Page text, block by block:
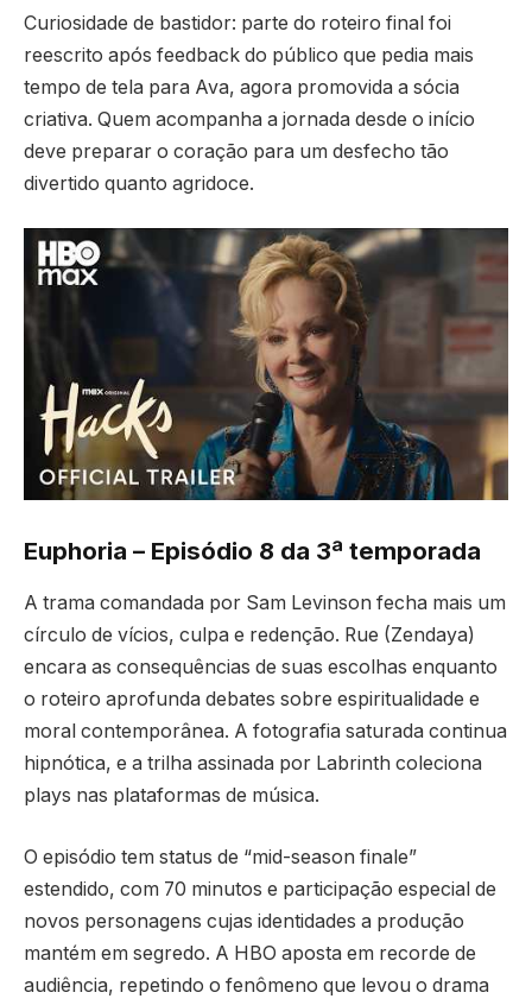
Curiosidade de bastidor: parte do roteiro final foi
reescrito após feedback do público que pedia mais
tempo de tela para Ava, agora promovida a sócia
criativa. Quem acompanha a jornada desde o início
deve preparar o coração para um desfecho tão
divertido quanto agridoce.
Euphoria – Episódio 8 da 3ª temporada
A trama comandada por Sam Levinson fecha mais um
círculo de vícios, culpa e redenção. Rue (Zendaya)
encara as consequências de suas escolhas enquanto
o roteiro aprofunda debates sobre espiritualidade e
moral contemporânea. A fotografia saturada continua
hipnótica, e a trilha assinada por Labrinth coleciona
plays nas plataformas de música.
O episódio tem status de “mid-season finale”
estendido, com 70 minutos e participação especial de
novos personagens cujas identidades a produção
mantém em segredo. A HBO aposta em recorde de
audiência, repetindo o fenômeno que levou o drama